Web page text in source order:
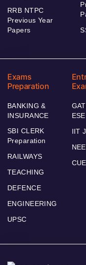
RRB NTPC
Previous Year
Papers
Exams
Preparation
BANKING &
INSURANCE
SBI CLERK
Preparation
RAILWAYS
TEACHING
DEFENCE
ENGINEERING
UPSC
ESE
IIT